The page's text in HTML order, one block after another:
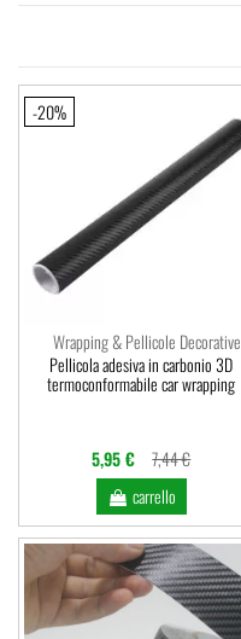
-20%
Wrapping & Pellicole Decorative
Pellicola adesiva in carbonio 3D
termoconformabile car wrapping
5,95 €
7,44 €
carrello